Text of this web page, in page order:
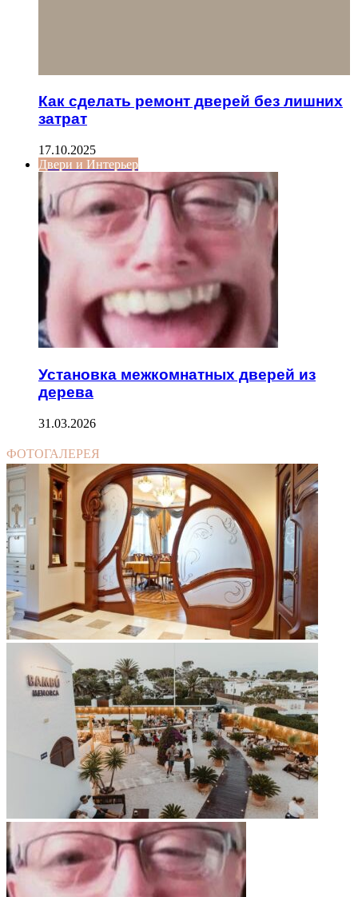
Как сделать ремонт дверей без лишних
затрат
17.10.2025
Двери и Интерьер
Установка межкомнатных дверей из
дерева
31.03.2026
ФОТОГАЛЕРЕЯ